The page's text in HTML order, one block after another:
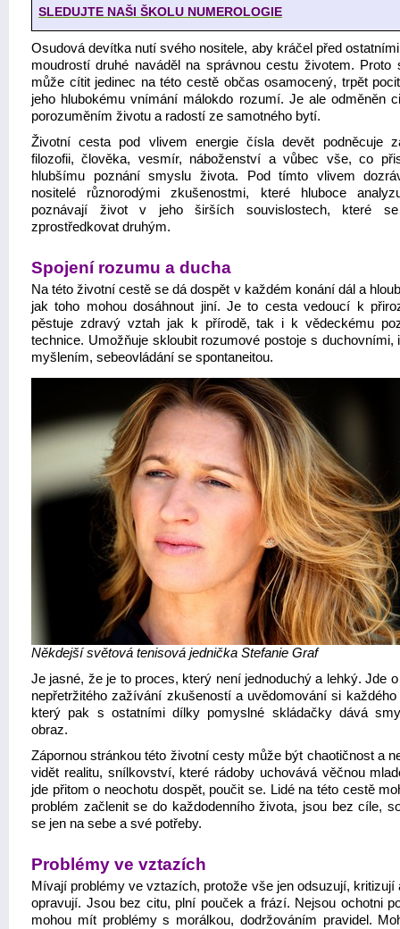
SLEDUJTE NAŠI ŠKOLU NUMEROLOGIE
Osudová devítka nutí svého nositele, aby kráčel před
moudrostí druhé naváděl na správnou cestu životem. Proto
může cítit jedinec na této cestě občas osamocený, trpět
jeho hlubokému vnímání málokdo rozumí. Je ale odměněn
porozuměním životu a radostí ze samotného bytí.
Životní cesta pod vlivem energie čísla devět podněcuje
filozofii, člověka, vesmír, náboženství a vůbec vše, co
hlubšímu poznání smyslu života. Pod tímto vlivem
nositelé různorodými zkušenostmi, které hluboce
poznávají život v jeho širších souvislostech, které
zprostředkovat druhým.
Spojení rozumu a ducha
Na této životní cestě se dá dospět v každém konání dál a
jak toho mohou dosáhnout jiní. Je to cesta vedoucí k
pěstuje zdravý vztah jak k přírodě, tak i k vědeckému
technice. Umožňuje skloubit rozumové postoje s duchovními,
myšlením, sebeovládání se spontaneitou.
Někdejší světová tenisová jednička Stefanie Graf
Je jasné, že je to proces, který není jednoduchý a lehký. Jde
nepřetržitého zažívání zkušeností a uvědomování si každého
který pak s ostatními dílky pomyslné skládačky dává
obraz.
Zápornou stránkou této životní cesty může být chaotičnost a
vidět realitu, snílkovství, které rádoby uchovává věčnou
jde přitom o neochotu dospět, poučit se. Lidé na této cestě
problém začlenit se do každodenního života, jsou bez cíle,
se jen na sebe a své potřeby.
Problémy ve vztazích
Mívají problémy ve vztazích, protože vše jen odsuzují, kritizují
opravují. Jsou bez citu, plní pouček a frází. Nejsou ochotni
mohou mít problémy s morálkou, dodržováním pravidel.